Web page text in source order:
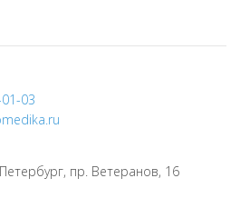
03
пр. Ветеранов, 16